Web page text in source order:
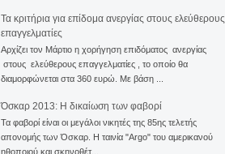
Τα κριτήρια για επίδομα ανεργίας στους ελεύθερους
επαγγελματίες
Αρχίζει τον Μάρτιο η χορήγηση επιδόματος ανεργίας
στους ελεύθερους επαγγελματίες , το οποίο θα
διαμορφώνεται στα 360 ευρώ. Με βάση ...
Όσκαρ 2013: Η δικαίωση των φαβορί
Τα φαβορί είναι οι μεγάλοι νικητές της 85ης τελετής
απονομής των Όσκαρ. Η ταινία "Αrgo" του αμερικανού
ηθοποιού και σκηνοθέτ...